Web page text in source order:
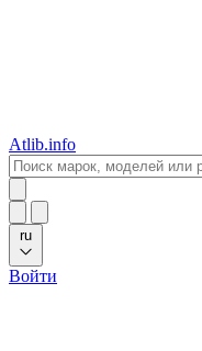
Atlib.info
ru
Войти